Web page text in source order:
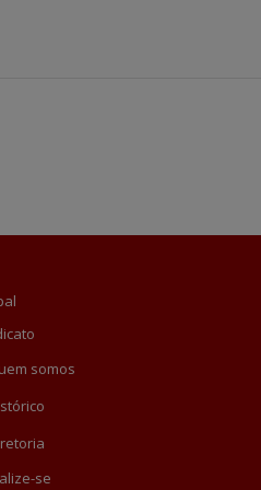
somos
se